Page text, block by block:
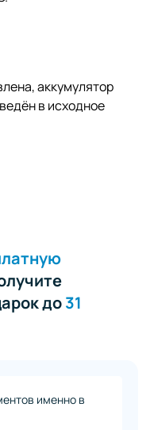
аккумулятор
в исходное
до31
именно в